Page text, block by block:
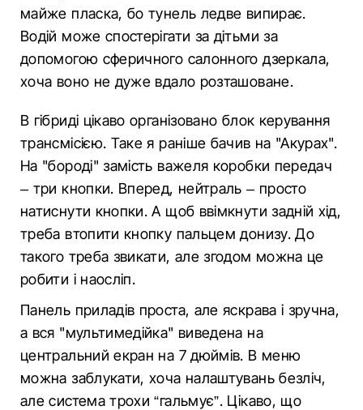
майже пласка, бо тунель ледве випирає.
Водій може спостерігати за дітьми за
допомогою сферичного салонного дзеркала,
хоча воно не дуже вдало розташоване.
В гібриді цікаво організовано блок керування
трансмісією. Таке я раніше бачив на "Акурах".
На "бороді" замість важеля коробки передач
– три кнопки. Вперед, нейтраль – просто
натиснути кнопки. А щоб ввімкнути задній хід,
треба втопити кнопку пальцем донизу. До
такого треба звикати, але згодом можна це
робити і наосліп.
Панель приладів проста, але яскрава і зручна,
а вся "мультимедійка" виведена на
центральний екран на 7 дюймів. В меню
можна заблукати, хоча налаштувань безліч,
але система трохи “гальмує”. Цікаво, що